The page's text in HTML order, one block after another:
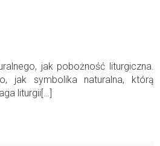
jak pobożność liturgiczna.
jak symbolika naturalna, którą
liturgii[…]